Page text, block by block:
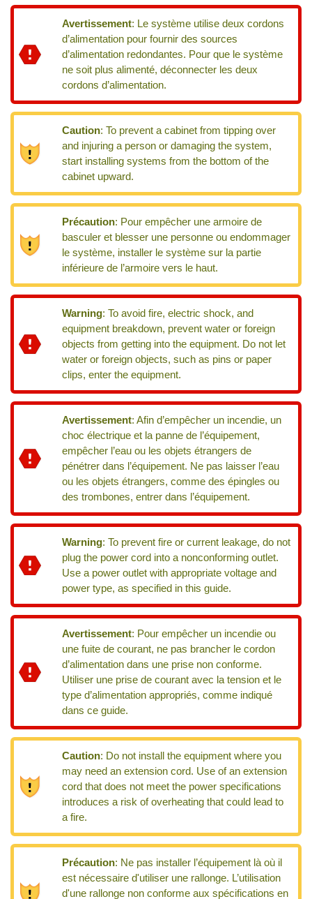
Avertissement: Le système utilise deux cordons
d’alimentation pour fournir des sources
d’alimentation redondantes. Pour que le système
ne soit plus alimenté, déconnecter les deux
cordons d’alimentation.
Caution:To prevent a cabinet from tipping over
and injuring a person or damaging the system,
start installing systems from the bottom of the
cabinet upward.
Précaution: Pour empêcher une armoire de
basculer et blesser une personne ou endommager
le système, installer le système sur la partie
inférieure de l’armoire vers le haut.
Warning:To avoid fire, electric shock, and
equipment breakdown, prevent water or foreign
objects from getting into the equipment. Do not let
water or foreign objects, such as pins or paper
clips, enter the equipment.
Avertissement:Afin d’empêcher un incendie, un
choc électrique et la panne de l’équipement,
empêcher l’eau ou les objets étrangers de
pénétrer dans l’équipement. Ne pas laisser l’eau
ou les objets étrangers, comme des épingles ou
des trombones, entrer dans l’équipement.
Warning:To prevent fire or current leakage, do not
plug the power cord into a nonconforming outlet.
Use a power outlet with appropriate voltage and
power type, as specified in this guide.
Avertissement: Pour empêcher un incendie ou
une fuite de courant, ne pas brancher le cordon
d’alimentation dans une prise non conforme.
Utiliser une prise de courant avec la tension et le
type d’alimentation appropriés, comme indiqué
dans ce guide.
Caution: Do not install the equipment where you
may need an extension cord. Use of an extension
cord that does not meet the power specifications
introduces a risk of overheating that could lead to
a fire.
Précaution: Ne pas installer l’équipement là où il
est nécessaire d'utiliser une rallonge. L’utilisation
d'une rallonge non conforme aux spécifications en